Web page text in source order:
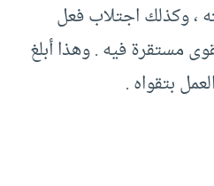
، وكذلك اجتلاب فعل
مستقرة فيه . وهذا أبلغ
بتقواه .